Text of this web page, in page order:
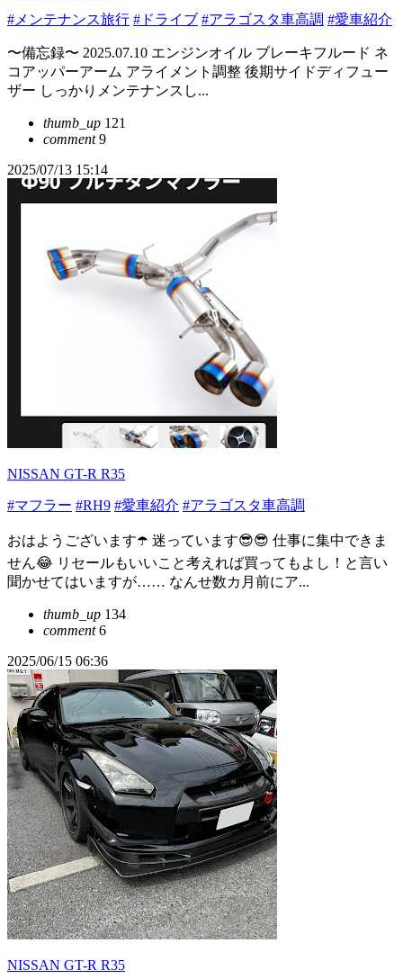
#メンテナンス旅行 #ドライブ #アラゴスタ車高調 #愛車紹介
〜備忘録〜 2025.07.10 エンジンオイル ブレーキフルード ネ
コアッパーアーム アライメント調整 後期サイドディフュー
ザー しっかりメンテナンスし...
thumb_up 121
comment9
2025/07/13 15:14
NISSAN GT-R R35
#マフラー #RH9 #愛車紹介 #アラゴスタ車高調
おはようございます☂️ 迷っています😎😎 仕事に集中できま
せん😂 リセールもいいこと考えれば買ってもよし！と言い
聞かせてはいますが…… なんせ数カ月前にア...
thumb_up 134
comment6
2025/06/15 06:36
NISSAN GT-R R35